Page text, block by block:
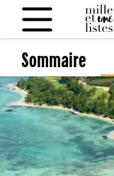
Sommaire